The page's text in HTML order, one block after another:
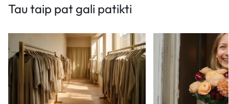
Tau taip pat gali patikti